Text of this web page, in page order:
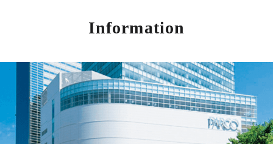
Information